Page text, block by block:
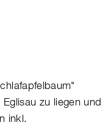
zu liegen und
inkl.